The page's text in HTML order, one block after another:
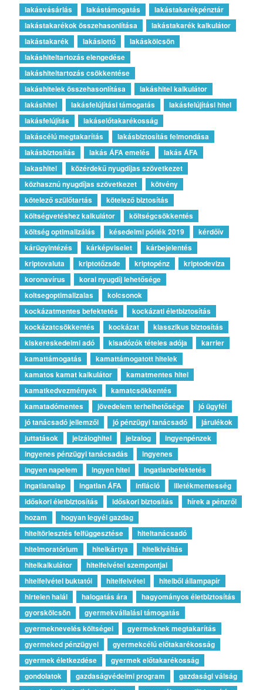
lakásvásárlás lakástámogatás
lakástakarékpénztár
lakástakarékok összehasonlítása
lakástakarék kalkulátor
lakástakarék
lakáslottó
lakáskölcsön
lakáshiteltartozás elengedése
lakáshiteltartozás csökkentése
lakáshitelek összehasonlítása
lakáshitel kalkulátor
lakáshitel
lakásfelújítási támogatás
lakásfelújítási hitel
lakásfelújítás
lakáselőtakarékosság
lakáscélú megtakarítás
lakásbiztosítás felmondása
lakásbiztosítás
lakás ÁFA emelés
lakás ÁFA
lakashitel
közérdekű nyugdíjas szövetkezet
közhasznú nyugdíjas szövetkezet
kötvény
kötelező szülőtartás
kötelező biztosítás
költségvetéshez kalkulátor
költségcsökkentés
költség optimalizálás
késedelmi pótlék 2019
kérdőív
kárügyintézés
kárképviselet
kárbejelentés
kriptovaluta
kriptotőzsde kriptopénz
kriptodeviza
koronavírus
korai nyugdíj lehetősége
koltsegoptimalizalas
kolcsonok
kockázatmentes befektetés
kockázati életbiztosítás
kockázatcsökkentés
kockázat
klasszikus biztosítás
kiskereskedelmi adó
kisadózók tételes adója
karrier
kamattámogatás
kamattámogatott hitelek
kamatos kamat kalkulátor
kamatmentes hitel
kamatkedvezmények
kamatcsökkentés
kamatadómentes
jövedelem terhelhetősége
jó ügyfél
jó tanácsadó jellemzői
jó pénzügyi tanácsadó
járulékok
juttatások
jelzáloghitel jelzalog
ingyenpénzek
ingyenes pénzügyi tanácsadás
ingyenes
ingyen napelem
ingyen hitel
ingatlanbefektetés
ingatlanalap
ingatlan ÁFA infláció
illetékmentesség
időskori életbiztosítás
időskori biztosítás
hírek a pénzről
hozam
hogyan legyél gazdag
hiteltörlesztés felfüggesztése
hiteltanácsadó
hitelmoratórium
hitelkártya
hitelkiváltás
hitelkalkulátor
hitelfelvétel szempontjai
hitelfelvétel buktatói
hitelfelvétel
hitelből állampapír
hirtelen halál
halogatás ára
hagyományos életbiztosítás
gyorskölcsön
gyermekvállalási támogatás
gyermeknevelés költségei
gyermeknek megtakarítás
gyermeked pénzügyei
gyermekcélú előtakarékosság
gyermek életkezdése
gyermek előtakarékosság
gondolatok
gazdaságvédelmi program
gazdasági válság